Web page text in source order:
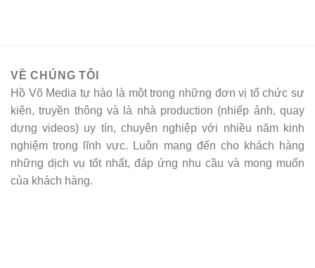
VỀ CHÚNG TÔI
Hồ Võ Media tự hào là một trong những đơn vị tổ chức sự
kiện, truyền thông và là nhà production (nhiếp ảnh, quay
dựng videos) uy tín, chuyên nghiệp với nhiều năm kinh
nghiệm trong lĩnh vực. Luôn mang đến cho khách hàng
những dịch vụ tốt nhất, đáp ứng nhu cầu và mong muốn
của khách hàng.